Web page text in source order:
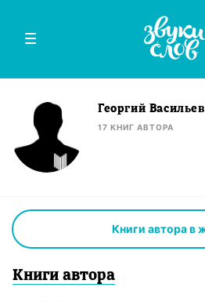
Георгий
17 КНИГ АВТОРА
Книги автора в
Книги автора